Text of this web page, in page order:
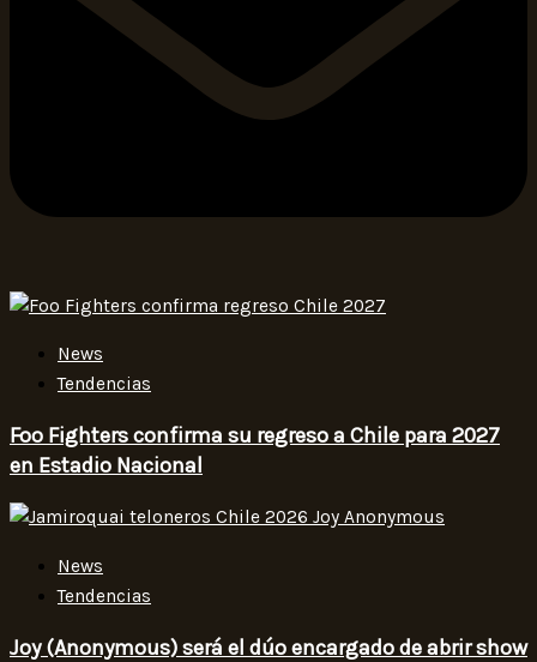
News
Tendencias
Foo Fighters confirma su regreso a Chile para 2027
en Estadio Nacional
News
Tendencias
Joy (Anonymous) será el dúo encargado de abrir show